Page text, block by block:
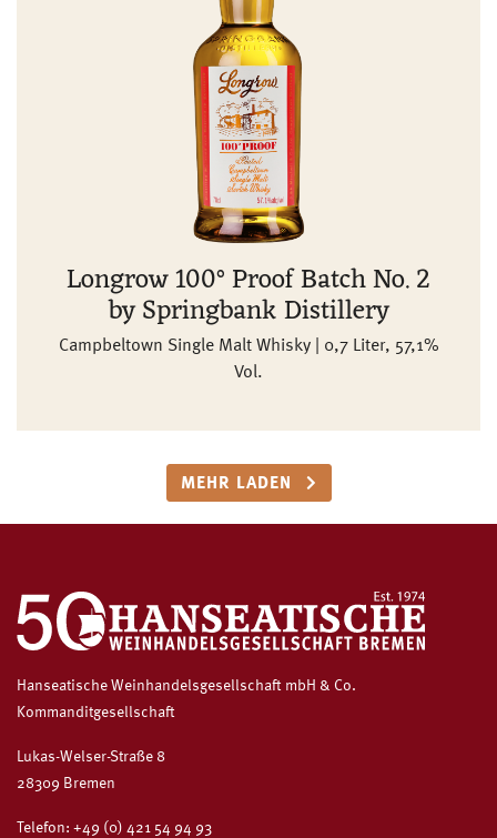
Longrow 100° Proof Batch No. 2
by Springbank Distillery
Campbeltown Single Malt Whisky | 0,7 Liter, 57,1%
Vol.
MEHR LADEN
Hanseatische Weinhandelsgesellschaft mbH & Co.
Kommanditgesellschaft
Lukas-Welser-Straße 8
28309 Bremen
Telefon: +49 (0) 421 54 94 93